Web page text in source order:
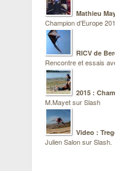
Mathieu
Champion d’Europe
RICV de
Rencontre et essais
2015 :
M.Mayet sur Slash
Video :
Julien Salon sur Slash.